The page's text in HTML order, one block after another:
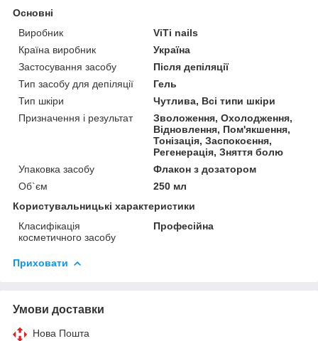
Основні
Виробник
ViTi nails
Країна виробник
Україна
Застосування засобу
Після депіляції
Тип засобу для депіляції
Гель
Тип шкіри
Чутлива, Всі типи шкіри
Призначення і результат
Зволоження, Охолодження,
Відновлення, Пом'якшення,
Тонізація, Заспокоєння,
Регенерація, Зняття болю
Упаковка засобу
Флакон з дозатором
Об`єм
250 мл
Користувальницькі характеристики
Класифікація
косметичного засобу
Професійна
Приховати
Умови доставки
Нова Пошта